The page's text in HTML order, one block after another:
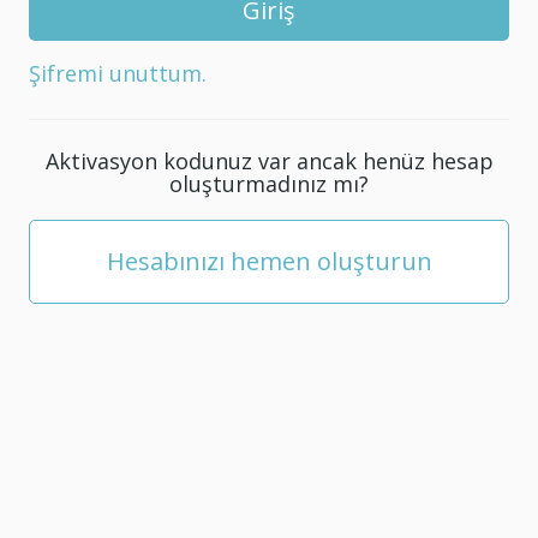
karakterden
oluşan
şifre
Şifremi unuttum.
Aktivasyon kodunuz var ancak henüz hesap
oluşturmadınız mı?
Hesabınızı hemen oluşturun